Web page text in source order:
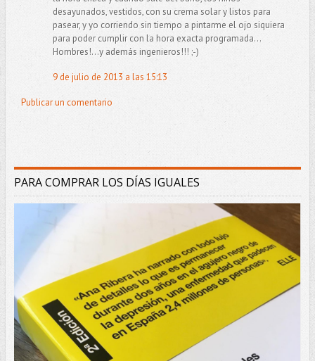
desayunados, vestidos, con su crema solar y listos para
pasear, y yo corriendo sin tiempo a pintarme el ojo siquiera
para poder cumplir con la hora exacta programada...
Hombres!...y además ingenieros!!! ;-)
9 de julio de 2013 a las 15:13
Publicar un comentario
PARA COMPRAR LOS DÍAS IGUALES